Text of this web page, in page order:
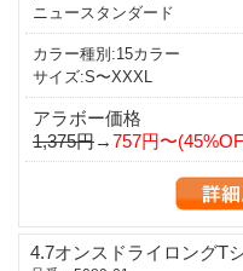
ニュースタンダード
カラー種別:15カラー
サイズ:S〜XXXL
アラボー価格
1,375円→757円〜
4.7オンスドライロングT